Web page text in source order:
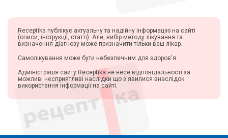
Receptika публікує актуальну та надійну інформацію на сайті
(описи, інструкції, статті). Але, вибір методу лікування та
визначення діагнозу може призначити тільки ваш лікар.
Самолікування може бути небезпечним для здоров'я.
Адміністрація сайту Receptika не несе відповідальності за
можливі несприятливі наслідки що з'явилися внаслідок
використання інформації на сайті.